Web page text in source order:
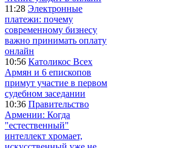
11:28 Электронные
платежи: почему
современному бизнесу
важно принимать оплату
онлайн
10:56 Католикос Всех
Армян и 6 епископов
примут участие в первом
судебном заседании
10:36 Правительство
Армении: Когда
"естественный"
интеллект хромает,